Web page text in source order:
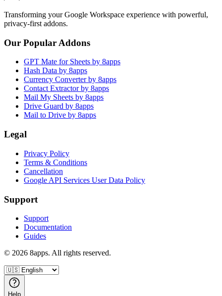
Transforming your Google Workspace experience with powerful,
privacy-first addons.
Our Popular Addons
GPT Mate for Sheets by 8apps
Hash Data by 8apps
Currency Converter by 8apps
Contact Extractor by 8apps
Mail My Sheets by 8apps
Drive Guard by 8apps
Mail to Drive by 8apps
Legal
Privacy Policy
Terms & Conditions
Cancellation
Google API Services User Data Policy
Support
Support
Documentation
Guides
© 2026 8apps. All rights reserved.
Help